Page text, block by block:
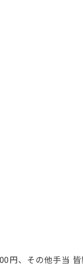
円、その他手当 皆